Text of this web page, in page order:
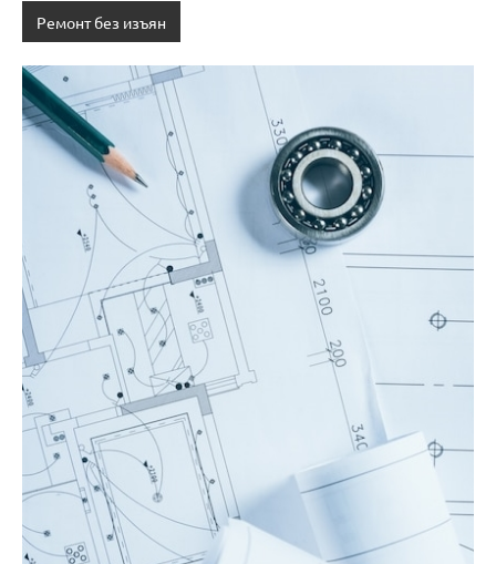
Ремонт без изъян